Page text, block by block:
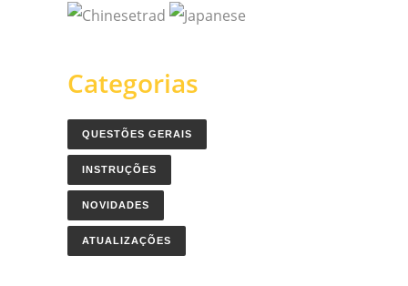
Categorias
QUESTÕES GERAIS
INSTRUÇÕES
NOVIDADES
ATUALIZAÇÕES